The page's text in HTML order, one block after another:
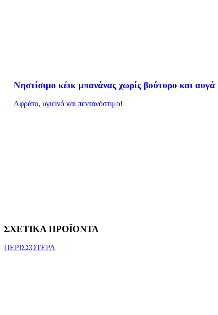
Νηστίσιμο κέικ μπανάνας χωρίς βούτυρο και αυγά
Aφράτο, υγιεινό και πεντανόστιμο!
ΣΧΕΤΙΚΑ ΠΡΟΪΟΝΤΑ
ΠΕΡΙΣΣΟΤΕΡΑ